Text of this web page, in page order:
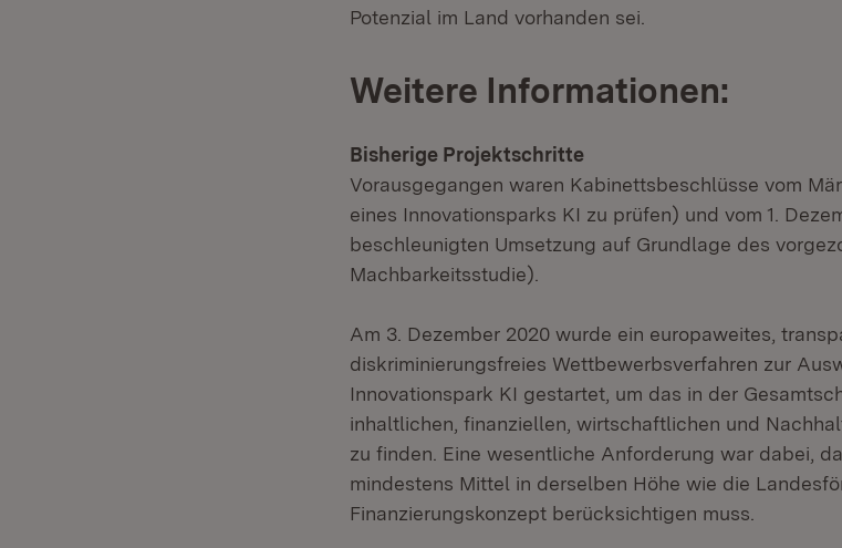
Potenzial im Land vorhanden sei.
Weitere Informationen:
Bisherige Projektschritte
Vorausgegangen waren Kabinettsbeschlüsse vom
eines Innovationsparks KI zu prüfen) und vom 1.
beschleunigten Umsetzung auf Grundlage des
Machbarkeitsstudie).
Am 3. Dezember 2020 wurde ein europaweites,
diskriminierungsfreies Wettbewerbsverfahren zur
Innovationspark KI gestartet, um das in der
inhaltlichen, finanziellen, wirtschaftlichen und
zu finden. Eine wesentliche Anforderung war dabei,
mindestens Mittel in derselben Höhe wie die
Finanzierungskonzept berücksichtigen muss.